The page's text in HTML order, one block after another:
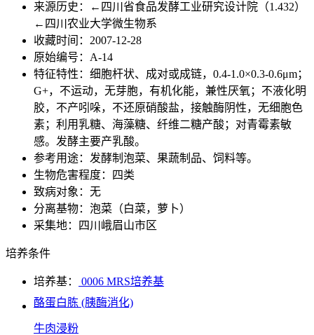
来源历史：←四川省食品发酵工业研究设计院（1.432）
←四川农业大学微生物系
收藏时间：2007-12-28
原始编号：A-14
特征特性：细胞杆状、成对或成链，0.4-1.0×0.3-0.6μm；
G+，不运动，无芽胞，有机化能，兼性厌氧；不液化明
胶，不产吲哚，不还原硝酸盐，接触酶阴性，无细胞色
素；利用乳糖、海藻糖、纤维二糖产酸；对青霉素敏
感。发酵主要产乳酸。
参考用途：发酵制泡菜、果蔬制品、饲料等。
生物危害程度：四类
致病对象：无
分离基物：泡菜（白菜，萝卜）
采集地：四川峨眉山市区
培养条件
培养基：
0006 MRS培养基
酪蛋白胨 (胰酶消化)
牛肉浸粉